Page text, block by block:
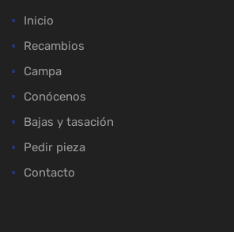
Inicio
Recambios
Campa
Conócenos
Bajas y tasación
Pedir pieza
Contacto